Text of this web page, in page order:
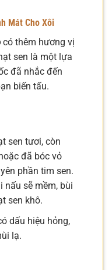
Mát Cho Xôi
có thêm hương vị
sen là một lựa
đã nhắc đến
biến tấu.
sen tươi, còn
đã bóc vỏ
phần tim sen.
nấu sẽ mềm, bùi
sen khô.
dấu hiệu hỏng,
lạ.